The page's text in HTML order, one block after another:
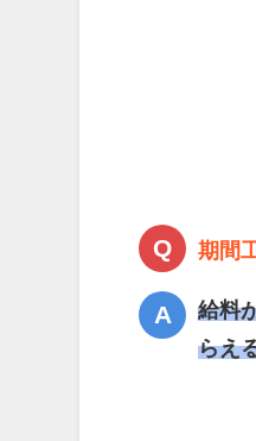
期間
給料
らえ